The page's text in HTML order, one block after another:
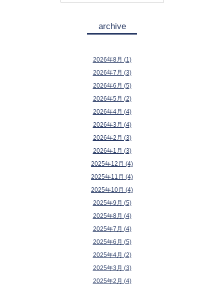
archive
2026年8月 (1)
2026年7月 (3)
2026年6月 (5)
2026年5月 (2)
2026年4月 (4)
2026年3月 (4)
2026年2月 (3)
2026年1月 (3)
2025年12月 (4)
2025年11月 (4)
2025年10月 (4)
2025年9月 (5)
2025年8月 (4)
2025年7月 (4)
2025年6月 (5)
2025年4月 (2)
2025年3月 (3)
2025年2月 (4)